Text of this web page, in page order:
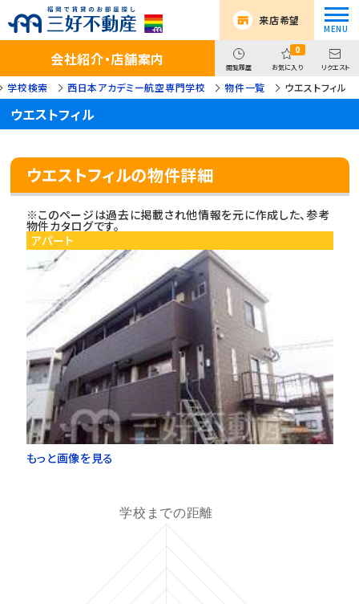
来店希望
会社紹介・店舗案内 閲覧履歴
0
お気に入り リクエスト
学校検索 西日本アカデミー航空専門学校 物件一覧 ウエストフィル
ウエストフィル
ウエストフィルの物件詳細
※このページは過去に掲載され他情報を元に作成した、参考
物件カタログです。
アパート
もっと画像を見る